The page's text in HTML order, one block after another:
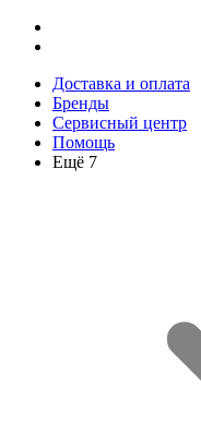
Доставка и оплата
Бренды
Сервисный центр
Помощь
Ещё 7